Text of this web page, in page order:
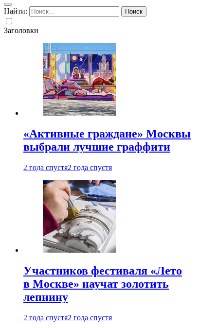
Найти:
Заголовки
«Активные граждане» Москвы
выбрали лучшие граффити
2 года спустя2 года спустя
Участников фестиваля «Лето
в Москве» научат золотить
лепнину
2 года спустя2 года спустя